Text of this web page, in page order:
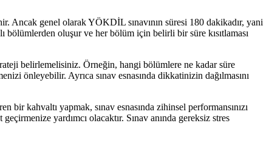
Ancak genel olarak YÖKDİL sınavının süresi 180 dakikadır, yani
bölümlerden oluşur ve her bölüm için belirli bir süre kısıtlaması
belirlemelisiniz. Örneğin, hangi bölümlere ne kadar süre
önleyebilir. Ayrıca sınav esnasında dikkatinizin dağılmasını
bir kahvaltı yapmak, sınav esnasında zihinsel performansınızı
yardımcı olacaktır. Sınav anında gereksiz stres